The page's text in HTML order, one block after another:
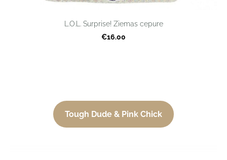
Tough Dude & Pink Chick
L.O.L. Surprise! Ziemas cepure
€16.00